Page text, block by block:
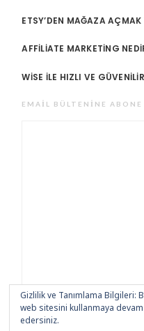
ETSY’DEN MAĞAZA
AFFILIATE MARKETING
WISE ILE HIZLI VE
EMAIL BÜLTENINE ABONE
Gizlilik ve Tanımlama Bilgileri:
web sitesini kullanmaya devam
edersiniz.